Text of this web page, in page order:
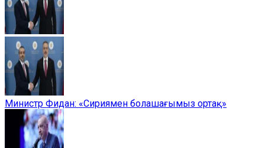
Министр Фидан: «Сириямен болашағымыз ортақ»